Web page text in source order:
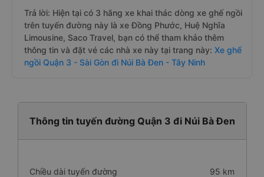
Trả lời: Hiện tại có 3 hãng xe khai thác dòng xe ghế ngồi
trên tuyến đường này là xe Đồng Phước, Huệ Nghĩa
Limousine, Saco Travel, bạn có thể tham khảo thêm
thông tin và đặt vé các nhà xe này tại trang này: Xe ghế
ngồi Quận 3 - Sài Gòn đi Núi Bà Đen - Tây Ninh
Thông tin tuyến đường Quận 3 đi Núi Bà Đen
Chiều dài tuyến đường 95 km